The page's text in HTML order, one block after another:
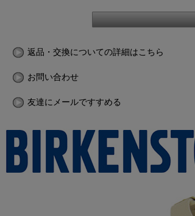
返品・交換についての詳細はこちら
お問い合わせ
友達にメールですすめる